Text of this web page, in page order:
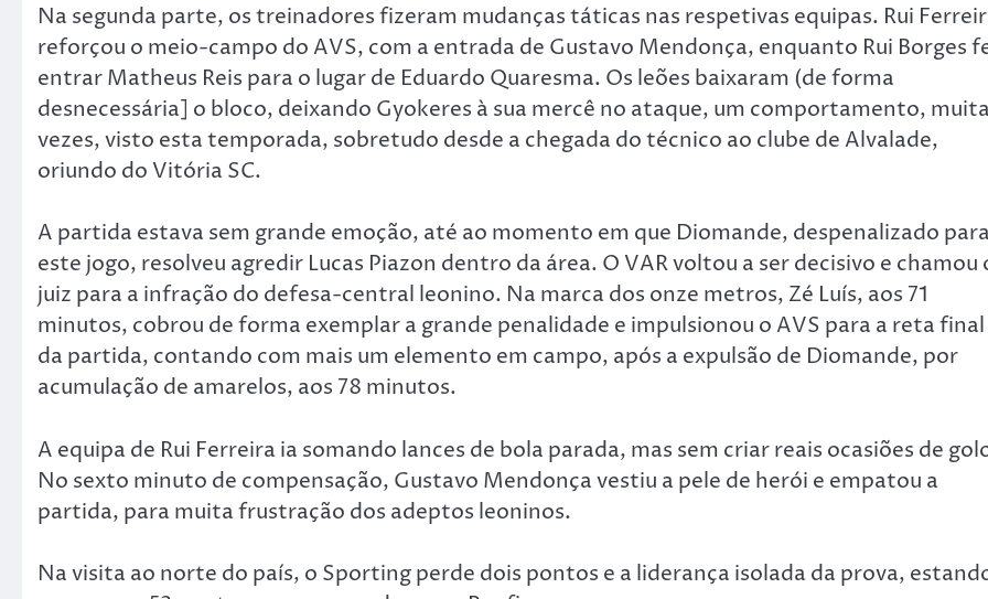
Na segunda parte, os treinadores fizeram mudanças táticas nas respetivas equipas. Rui
reforçou o meio-campo do AVS, com a entrada de Gustavo Mendonça, enquanto Rui Borges
entrar Matheus Reis para o lugar de Eduardo Quaresma. Os leões baixaram (de forma
desnecessária] o bloco, deixando Gyokeres à sua mercê no ataque, um comportamento,
vezes, visto esta temporada, sobretudo desde a chegada do técnico ao clube de Alvalade,
oriundo do Vitória SC.
A partida estava sem grande emoção, até ao momento em que Diomande, despenalizado para
este jogo, resolveu agredir Lucas Piazon dentro da área. O VAR voltou a ser decisivo e chamou
juiz para a infração do defesa-central leonino. Na marca dos onze metros, Zé Luís, aos 71
minutos, cobrou de forma exemplar a grande penalidade e impulsionou o AVS para a reta final
da partida, contando com mais um elemento em campo, após a expulsão de Diomande, por
acumulação de amarelos, aos 78 minutos.
A equipa de Rui Ferreira ia somando lances de bola parada, mas sem criar reais ocasiões de
No sexto minuto de compensação, Gustavo Mendonça vestiu a pele de herói e empatou a
partida, para muita frustração dos adeptos leoninos.
Na visita ao norte do país, o Sporting perde dois pontos e a liderança isolada da prova,